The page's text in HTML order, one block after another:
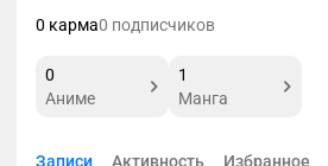
0 карма0 подписчиков
0
Аниме
1
Манга
Записи Активность Избранное